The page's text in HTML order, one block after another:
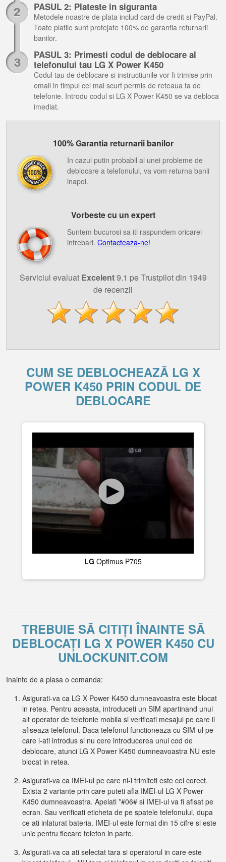
PASUL 2: Plateste in siguranta
Metodele noastre de plata includ card de credit si PayPal.
Toate platile sunt protejate 100% de garantia returnarii
banilor.
PASUL 3: Primesti codul de deblocare al
telefonului tau LG X Power K450
Codul tau de deblocare si instructiunile vor fi trimise prin
email in timpul cel mai scurt permis de reteaua ta de
telefonie. Introdu codul si LG X Power K450 se va debloca
imediat.
100% Garantia returnarii banilor
In cazul putin probabil al unei probleme de
deblocare a telefonului, va vom returna banii
inapoi.
Vorbeste cu un expert
Suntem bucurosi sa iti raspundem oricarei
intrebari. Contacteaza-ne!
Serviciul evaluat Excelent9.1 pe Trustpilot din 1949
de recenzii
CUM SE DEBLOCHEAZĂ LG X
POWER K450 PRIN CODUL DE
DEBLOCARE
LG Optimus P705
TREBUIE SĂ CITIȚI ÎNAINTE SĂ
DEBLOCAȚI LG X POWER K450 CU
UNLOCKUNIT.COM
Inainte de a plasa o comanda:
Asigurati-va ca LG X Power K450 dumneavoastra este blocat
in retea. Pentru aceasta, introduceti un SIM apartinand unui
alt operator de telefonie mobila si verificati mesajul pe care il
afiseaza telefonul. Daca telefonul functioneaza cu SIM-ul pe
care l-ati introdus si nu cere introducerea unui cod de
deblocare, atunci LG X Power K450 dumneavoastra NU este
blocat in retea.
Asigurati-va ca IMEI-ul pe care ni-l trimiteti este cel corect.
Exista 2 variante prin care puteti afla IMEI-ul LG X Power
K450 dumneavoastra. Apelati *#06# si IMEI-ul va fi afisat pe
ecran. Sau verificati eticheta de pe spatele telefonului, dupa
ce ati inlaturat bateria. IMEI-ul este format din 15 cifre si este
unic pentru fiecare telefon in parte.
Asigurati-va ca ati selectat tara si operatorul in care este